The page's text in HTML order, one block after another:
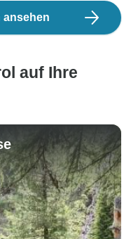
ansehen
auf Ihre